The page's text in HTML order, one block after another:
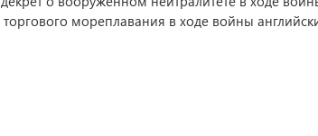
мореплавания в ходе войны